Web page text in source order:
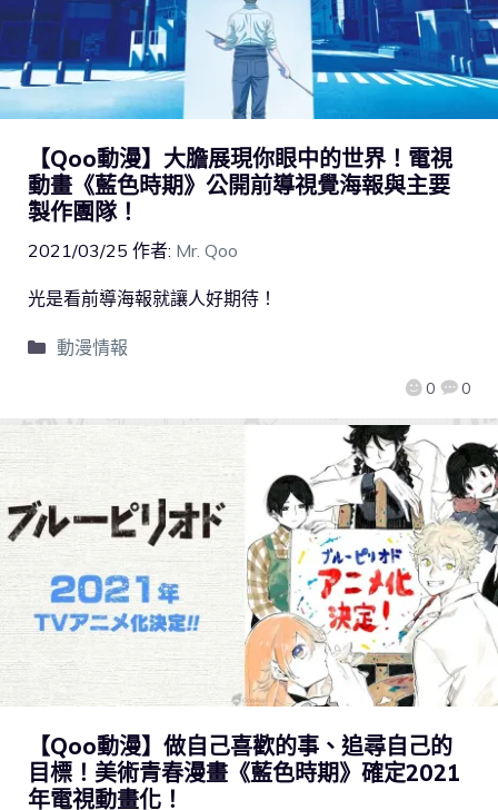
【Qoo動漫】大膽展現你眼中的世界！電視
動畫《藍色時期》公開前導視覺海報與主要
製作團隊！
2021/03/25 作者: Mr. Qoo
0 0
光是看前導海報就讓人好期待！
動漫情報
【Qoo動漫】做自己喜歡的事、追尋自己的
目標！美術青春漫畫《藍色時期》確定2021
年電視動畫化！